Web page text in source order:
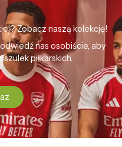
Zobacz naszą kolekcję!
nas osobiście, aby
piłkarskich.